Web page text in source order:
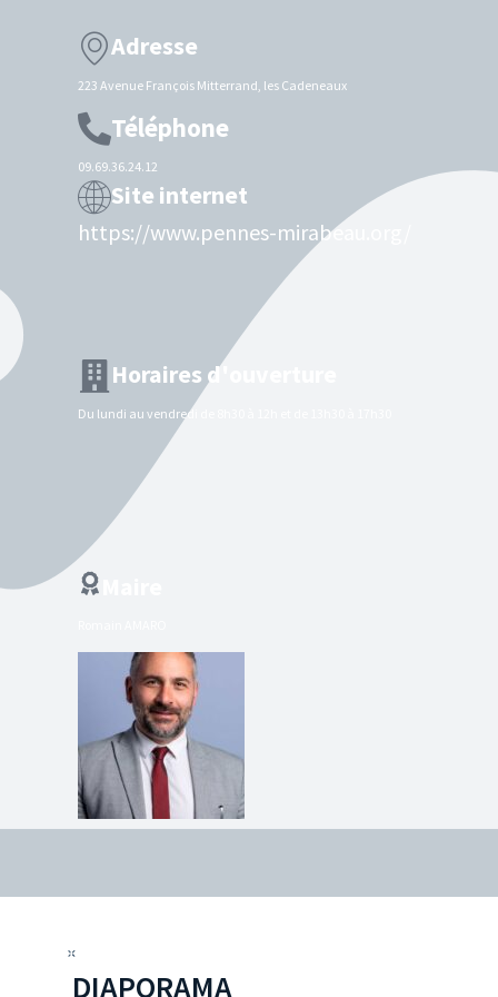
Adresse
223 Avenue François Mitterrand, les Cadeneaux
Téléphone
09.69.36.24.12
Site internet
https://www.pennes-mirabeau.org/
Horaires d'ouverture
Du lundi au vendredi de 8h30 à 12h et de 13h30 à 17h30
DIAPORAMA